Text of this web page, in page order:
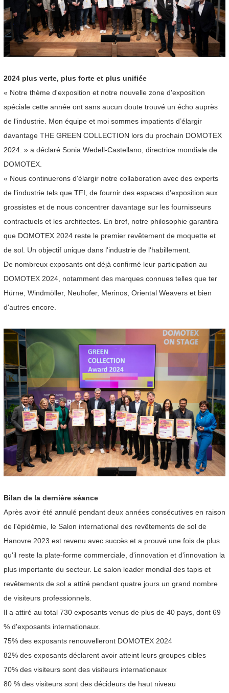
2024 plus verte, plus forte et plus unifiée
« Notre thème d'exposition et notre nouvelle zone d'exposition
spéciale cette année ont sans aucun doute trouvé un écho auprès
de l'industrie. Mon équipe et moi sommes impatients d’élargir
davantage THE GREEN COLLECTION lors du prochain DOMOTEX
2024. » a déclaré Sonia Wedell-Castellano, directrice mondiale de
DOMOTEX.
« Nous continuerons d'élargir notre collaboration avec des experts
de l'industrie tels que TFI, de fournir des espaces d'exposition aux
grossistes et de nous concentrer davantage sur les fournisseurs
contractuels et les architectes. En bref, notre philosophie garantira
que DOMOTEX 2024 reste le premier revêtement de moquette et
de sol. Un objectif unique dans l'industrie de l'habillement.
De nombreux exposants ont déjà confirmé leur participation au
DOMOTEX 2024, notamment des marques connues telles que ter
Hürne, Windmöller, Neuhofer, Merinos, Oriental Weavers et bien
d'autres encore.
Bilan de la dernière séance
Après avoir été annulé pendant deux années consécutives en raison
de l'épidémie, le Salon international des revêtements de sol de
Hanovre 2023 est revenu avec succès et a prouvé une fois de plus
qu'il reste la plate-forme commerciale, d'innovation et d'innovation la
plus importante du secteur. Le salon leader mondial des tapis et
revêtements de sol a attiré pendant quatre jours un grand nombre
de visiteurs professionnels.
Il a attiré au total 730 exposants venus de plus de 40 pays, dont 69
% d'exposants internationaux.
75% des exposants renouvelleront DOMOTEX 2024
82% des exposants déclarent avoir atteint leurs groupes cibles
70% des visiteurs sont des visiteurs internationaux
80 % des visiteurs sont des décideurs de haut niveau